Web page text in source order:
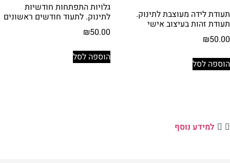
תעודת לידה מעוצבת לתינוק.
תעודת זהות בעיצוב אישי
₪50.00
הוספה לסל
גלויות התפתחות חודשיות
לתינוק. לתעוד חודשים ראשונים
₪50.00
הוספה לסל
למידע נוסף